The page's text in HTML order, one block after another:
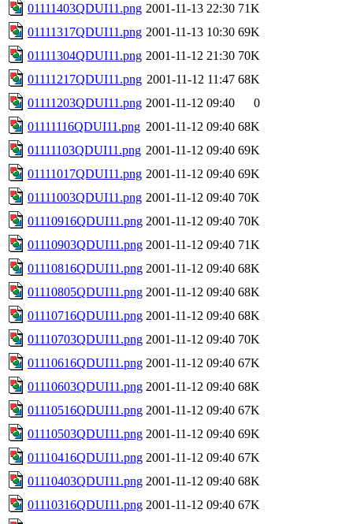
01111403QDUI11.png 2001-11-13 22:30 71K
01111317QDUI11.png 2001-11-13 10:30 69K
01111304QDUI11.png 2001-11-12 21:30 70K
01111217QDUI11.png 2001-11-12 11:47 68K
01111203QDUI11.png 2001-11-12 09:40
0
01111116QDUI11.png 2001-11-12 09:40 68K
01111103QDUI11.png 2001-11-12 09:40 69K
01111017QDUI11.png 2001-11-12 09:40 69K
01111003QDUI11.png 2001-11-12 09:40 70K
01110916QDUI11.png 2001-11-12 09:40 70K
01110903QDUI11.png 2001-11-12 09:40 71K
01110816QDUI11.png 2001-11-12 09:40 68K
01110805QDUI11.png 2001-11-12 09:40 68K
01110716QDUI11.png 2001-11-12 09:40 68K
01110703QDUI11.png 2001-11-12 09:40 70K
01110616QDUI11.png 2001-11-12 09:40 67K
01110603QDUI11.png 2001-11-12 09:40 68K
01110516QDUI11.png 2001-11-12 09:40 67K
01110503QDUI11.png 2001-11-12 09:40 69K
01110416QDUI11.png 2001-11-12 09:40 67K
01110403QDUI11.png 2001-11-12 09:40 68K
01110316QDUI11.png 2001-11-12 09:40 67K